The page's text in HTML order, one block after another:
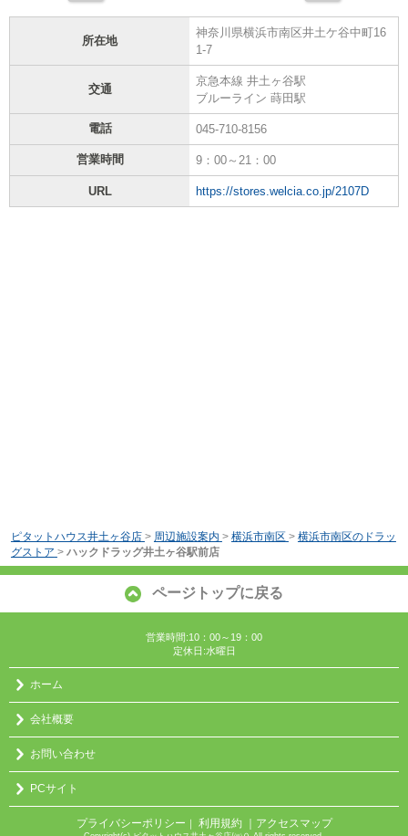
所在地
神奈川県横浜市南区井土ケ谷中町16
1-7
交通
京急本線 井土ヶ谷駅
ブルーライン 蒔田駅
電話 045-710-8156
営業時間 9：00～21：00
URL https://stores.welcia.co.jp/2107D
ピタットハウス井土ヶ谷店 > 周辺施設案内 > 横浜市南区 > 横浜市南区のドラッ
グストア > ハックドラッグ井土ヶ谷駅前店
ページトップに戻る
営業時間:10：00～19：00
定休日:水曜日
ホーム
会社概要
お問い合わせ
PCサイト
プライバシーポリシー ｜ 利用規約 ｜アクセスマップ